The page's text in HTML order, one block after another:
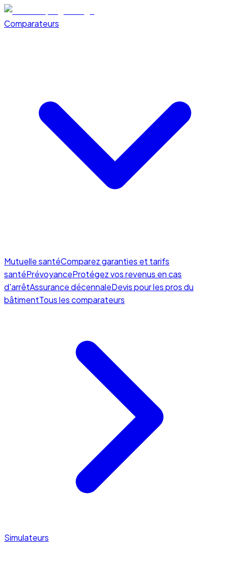
Comparateurs
Mutuelle santéComparez garanties et tarifs
santéPrévoyanceProtégez vos revenus en cas
d'arrêtAssurance décennaleDevis pour les pros du
bâtimentTous les comparateurs
Simulateurs